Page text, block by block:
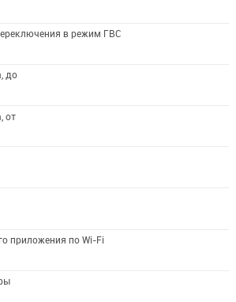
в режим ГВС
до
от
приложения по Wi-Fi